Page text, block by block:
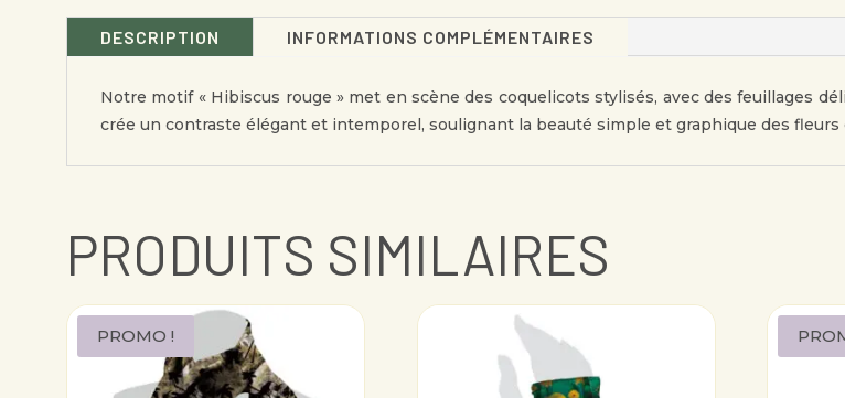
DESCRIPTION INFORMATIONS COMPLÉMENTAIRES
Notre motif « Hibiscus rouge » met en scène des coquelicots stylisés, avec des feuillages
crée un contraste élégant et intemporel, soulignant la beauté simple et graphique des fleurs
PRODUITS SIMILAIRES
PROMO !